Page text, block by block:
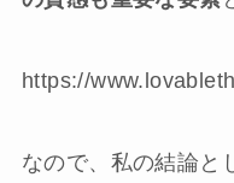
https://
なので、私の結論と